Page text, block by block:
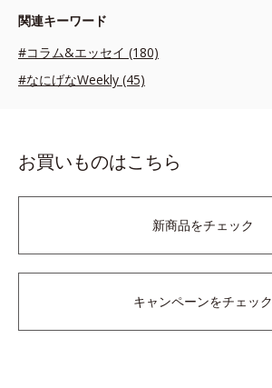
関連キーワード
#コラム&エッセイ (180)
#なにげなWeekly (45)
お買いものはこちら
新商品をチェック
キャンペーンをチェック